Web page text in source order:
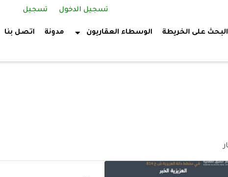
تسجيل الدخول تسجيل
البحث على الخريطة الوسطاء العقاريون مدونة اتصل بنا